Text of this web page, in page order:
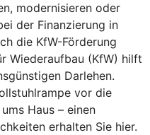
modernisieren oder
der Finanzierung in
die KfW-Förderung
Wiederaufbau (KfW) hilft
Darlehen.
vor die
Haus – einen
erhalten Sie hier.